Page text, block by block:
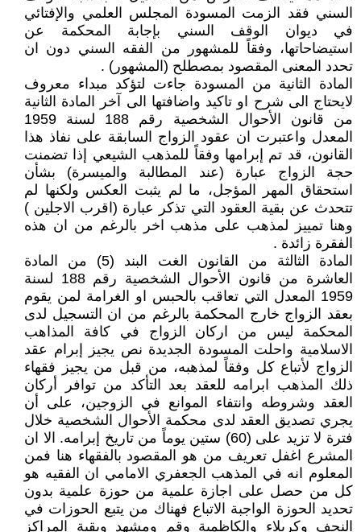
السني فقد الزمت المسودة المجلس العلمي والإفتائي
في ديوان الوقف السني بإجابة المحكمة عن
استيضاحاتها، وفقاً للمشهور من الفقه السني دون ان
تحدد المعنى المقصود بمصطلح (المشهور) .
المادة الثانية من المسودة جاءت لتؤكد مبداء معروف
لايحتاج الى شرح او تاكيد واضافتها الى آخر المادة الثانية
من قانون الأحوال الشخصية رقم 188 لسنة 1959
المعدل واعتبرت ان عقود الزواج السابقة على نفاذ هذا
القانون، قد تم إبرامها وفقاً للمذهب الشيعي إذا تضمنت
حجة الزواج عبارة (عند المطالبة والميسرة) بشأن
استحقاق المهر المؤجل، ما لم يثبت العكس ولكنها لم
تتحدث عن بقية العقود التي تذكر عبارة (اقرب الاجلين )
وهنا تمييز لمذهب على مذهب اخر بالرغم من ان هذه
الفقرة زائدة .
المادة الثالثة من القانون الغت البند (5) من المادة
العاشرة من قانون الأحوال الشخصية رقم 188 لسنة
1959 المعدل التي تعاقب بالحبس او الغرامة لمن يقوم
بعقد الزواج خارج المحكمة بالرغم من ان التسجيل لدى
المحكمة ليس من اركان الزواج في كافة المذاهب
الاسلامية واحلت المسودة الجديدة نص يجيز إبرام عقد
الزواج لأتباع كل وفقاً لمذهبه، من قبل من يجيز فقهاء
ذلك المذهب ابرامه للعقد بعد التأكد من توافر أركان
العقد وشروطه وانتفاء الموانع في الزوجين، على أن
يجري تصديق العقد لدى محكمة الأحوال الشخصية خلال
فترة لا تزيد على (60) ستين يوماً من تاريخ إبرامه. الا ان
المشرع اغفل تعريف من هو المقصود بالفقهاء هنا فمن
المعلوم انه في المذهب الجعفري الامامي ان الفقيه هو
كل من حصل على اجازة علمية من حوزة علمية بدون
تحديد الحوزة الواجبة الاتباع فهناك من يتبع الحوزات في
النجف وكربلاء والكاظمية وقم ومشهد وبقية المراكز